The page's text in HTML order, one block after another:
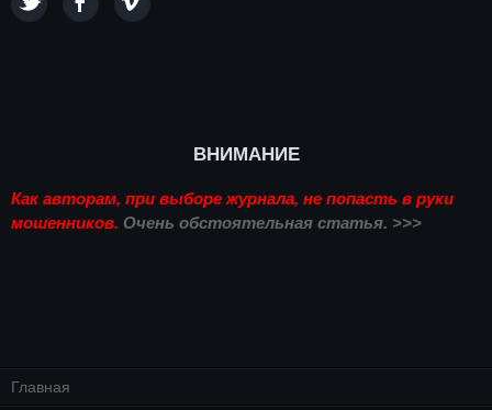
ВНИМАНИЕ
Как авторам, при выборе журнала, не попасть в руки
мошенников. Очень обстоятельная статья. >>>
Главная